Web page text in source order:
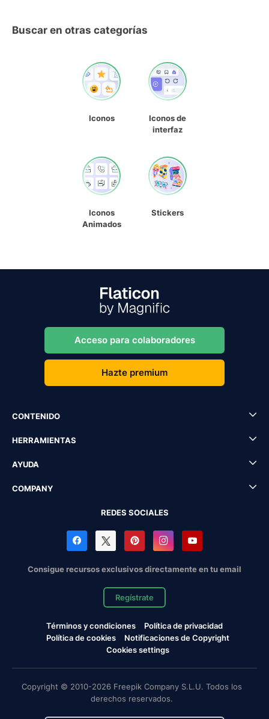
Buscar en otras categorías
Iconos
Iconos de
interfaz
Iconos
Animados
Stickers
Acceso para colaboradores
Hazte premium
CONTENIDO
HERRAMIENTAS
AYUDA
COMPANY
REDES SOCIALES
Consigue recursos exclusivos directamente en tu email
Regístrate
Términos y condiciones
Política de privacidad
Política de cookies
Notificaciones de Copyright
Cookies settings
Copyright © 2010-2026 Freepik Company S.L.U. Todos los
derechos reservados.